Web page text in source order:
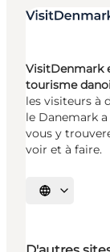
VisitDenmark
tourisme
les visiteurs à
le Danemark
vous y
voir et à faire.
Choisissez la